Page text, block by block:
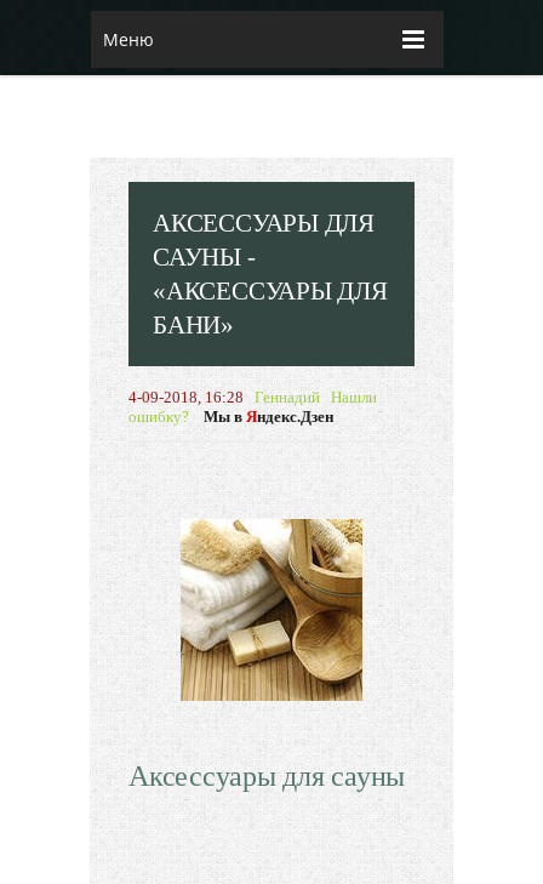
Меню
АКСЕССУАРЫ ДЛЯ
САУНЫ -
«АКСЕССУАРЫ ДЛЯ
БАНИ»
4-09-2018, 16:28 Геннадий Нашли
ошибку?
Мы в Яндекс.Дзен
Аксессуары для сауны